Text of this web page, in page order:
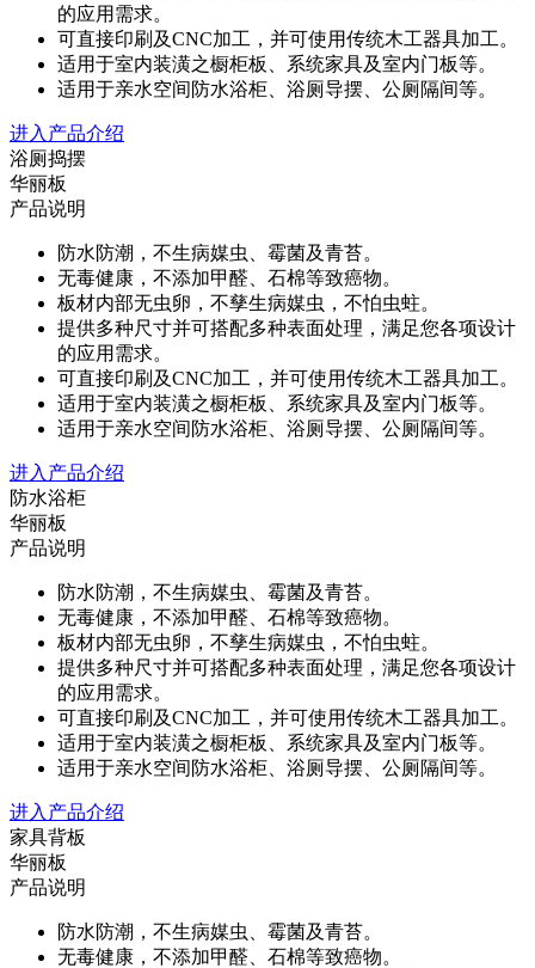
的应用需求。
可直接印刷及CNC加工，并可使用传统木工器具加工。
适用于室内装潢之橱柜板、系统家具及室内门板等。
适用于亲水空间防水浴柜、浴厕导摆、公厕隔间等。
进入产品介绍
浴厕捣摆
华丽板
产品说明
防水防潮，不生病媒虫、霉菌及青苔。
无毒健康，不添加甲醛、石棉等致癌物。
板材内部无虫卵，不孳生病媒虫，不怕虫蛀。
提供多种尺寸并可搭配多种表面处理，满足您各项设计
的应用需求。
可直接印刷及CNC加工，并可使用传统木工器具加工。
适用于室内装潢之橱柜板、系统家具及室内门板等。
适用于亲水空间防水浴柜、浴厕导摆、公厕隔间等。
进入产品介绍
防水浴柜
华丽板
产品说明
防水防潮，不生病媒虫、霉菌及青苔。
无毒健康，不添加甲醛、石棉等致癌物。
板材内部无虫卵，不孳生病媒虫，不怕虫蛀。
提供多种尺寸并可搭配多种表面处理，满足您各项设计
的应用需求。
可直接印刷及CNC加工，并可使用传统木工器具加工。
适用于室内装潢之橱柜板、系统家具及室内门板等。
适用于亲水空间防水浴柜、浴厕导摆、公厕隔间等。
进入产品介绍
家具背板
华丽板
产品说明
防水防潮，不生病媒虫、霉菌及青苔。
无毒健康，不添加甲醛、石棉等致癌物。